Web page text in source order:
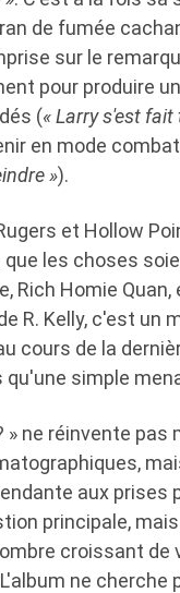
de fumée
sur le
pour produire
(« Larry s'est
en mode
»).
et Hollow
les choses
Rich Homie
R. Kelly, c'est un
cours de la
simple
» ne réinvente
aux prises
principale,
croissant
ne